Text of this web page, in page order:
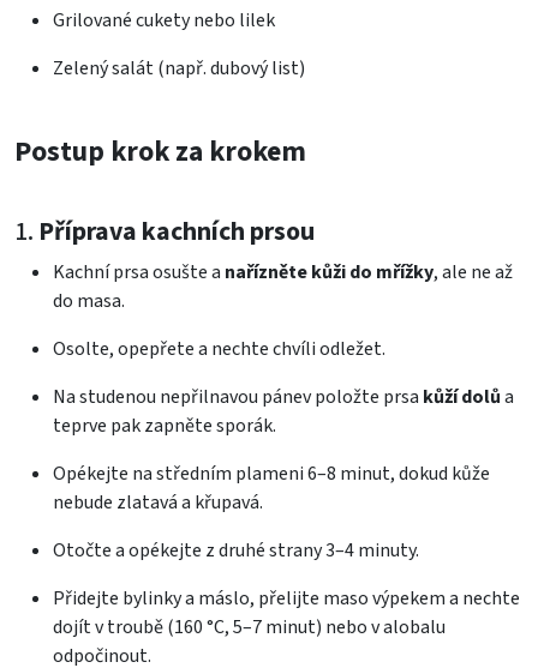
Grilované cukety nebo lilek
Zelený salát (např. dubový list)
Postup krok za krokem
1. Příprava kachních prsou
Kachní prsa osušte a nařízněte kůži do mřížky, ale ne až
do masa.
Osolte, opepřete a nechte chvíli odležet.
Na studenou nepřilnavou pánev položte prsa kůží dolůa
teprve pak zapněte sporák.
Opékejte na středním plameni 6–8 minut, dokud kůže
nebude zlatavá a křupavá.
Otočte a opékejte z druhé strany 3–4 minuty.
Přidejte bylinky a máslo, přelijte maso výpekem a nechte
dojít v troubě (160 °C, 5–7 minut) nebo v alobalu
odpočinout.